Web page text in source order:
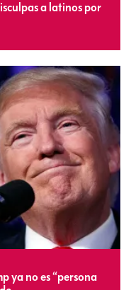
a latinos por
ya no es “persona